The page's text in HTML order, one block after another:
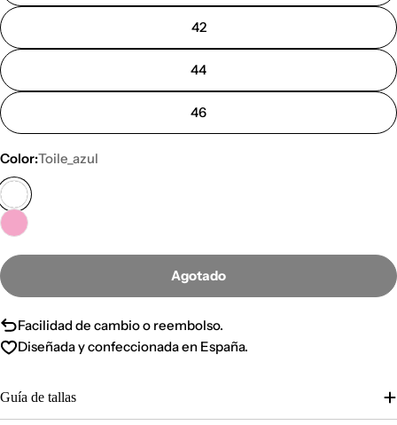
42
44
46
Color:Toile_azul
Agotado
Facilidad de cambio o reembolso.
Diseñada y confeccionada en España.
Guía de tallas